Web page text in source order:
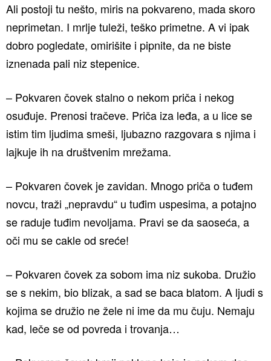
Ali postoji tu nešto, miris na pokvareno, mada skoro
neprimetan. I mrlje tuleži, teško primetne. A vi ipak
dobro pogledate, omirišite i pipnite, da ne biste
iznenada pali niz stepenice.
– Pokvaren čovek stalno o nekom priča i nekog
osuđuje. Prenosi tračeve. Priča iza leđa, a u lice se
istim tim ljudima smeši, ljubazno razgovara s njima i
lajkuje ih na društvenim mrežama.
– Pokvaren čovek je zavidan. Mnogo priča o tuđem
novcu, traži „nepravdu“ u tuđim uspesima, a potajno
se raduje tuđim nevoljama. Pravi se da saoseća, a
oči mu se cakle od sreće!
– Pokvaren čovek za sobom ima niz sukoba. Družio
se s nekim, bio blizak, a sad se baca blatom. A ljudi s
kojima se družio ne žele ni ime da mu čuju. Nemaju
kad, leče se od povreda i trovanja…